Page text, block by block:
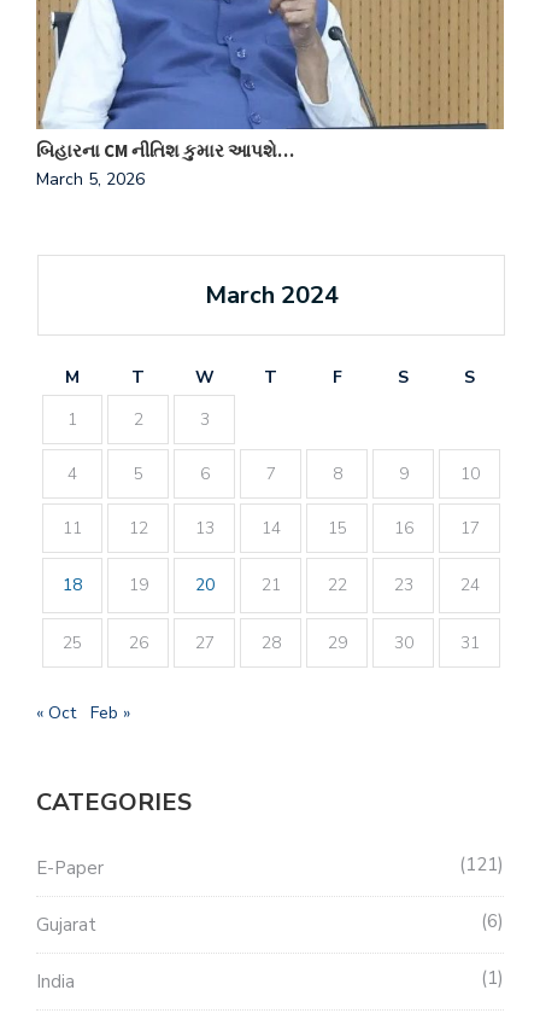
બિહારના CM નીતિશ કુમાર આપશે…
March 5, 2026
March 2024
M T W T F S
S
1
2 3
4 5 6 7 8 9 10
11 12 13 14 15 16 17
18 19 20 21 22 23 24
25 26 27 28 29 30 31
« Oct Feb »
CATEGORIES
E-Paper 121
Gujarat 6
India 1